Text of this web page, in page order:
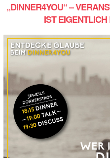
„DINNER4YOU“ –
IST